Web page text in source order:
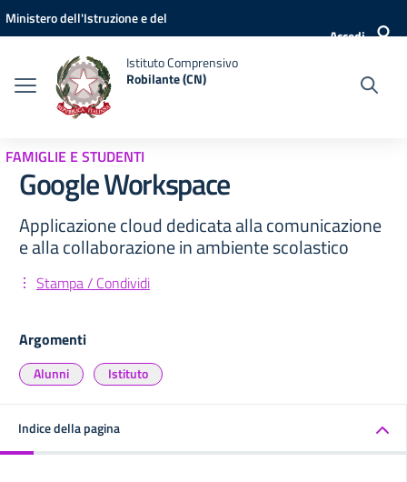
Vai ai contenuti
Vai al menu di navigazione
Vai al footer
Ministero dell'Istruzione e del
Accedi
Istituto Comprensivo
Robilante (CN)
FAMIGLIE E STUDENTI
Google Workspace
Applicazione cloud dedicata alla comunicazione
e alla collaborazione in ambiente scolastico
Stampa / Condividi
Argomenti
Alunni Istituto
Indice della pagina